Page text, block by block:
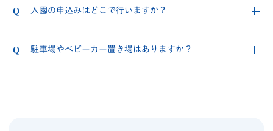
入園の申込みはどこで行いますか？
駐車場やベビーカー置き場はありますか？